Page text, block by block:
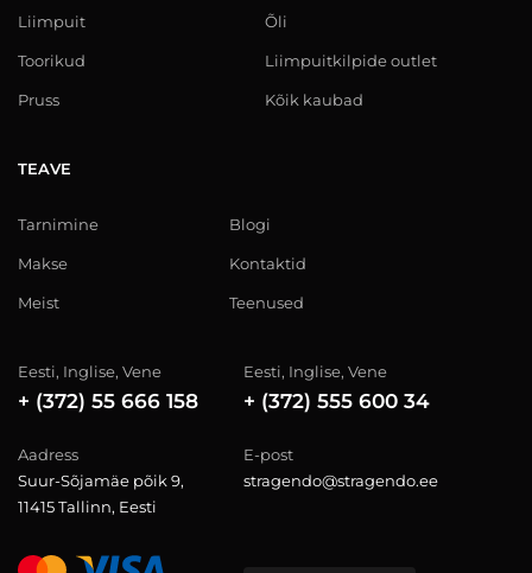
Liimpuit
Toorikud
Pruss
Õli
Liimpuitkilpide outlet
Kõik kaubad
TEAVE
Tarnimine
Makse
Meist
Blogi
Kontaktid
Teenused
Eesti, Inglise, Vene
+ (372) 55 666 158
Eesti, Inglise, Vene
+ (372) 555 600 34
Aadress
Suur-Sõjamäe põik 9,
11415 Tallinn, Eesti
E-post
stragendo@stragendo.ee